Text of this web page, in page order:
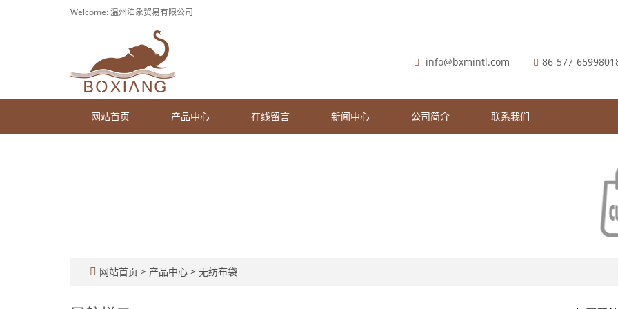
Welcome: 温州泊象贸易有限公司
info@bxmintl.com 86-577-
网站首页 产品中心 在线留言 新闻中心 公司简介 联系我们
网站首页 > 产品中心 > 无纺布袋